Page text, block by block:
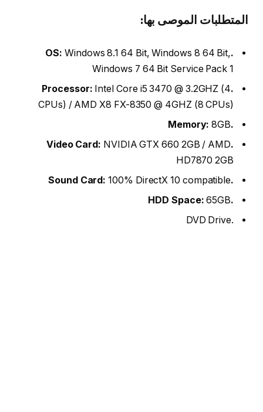
المتطلبات الموصى بها:
.OS:
Windows 8.1 64 Bit, Windows 8 64 Bit,
Windows 7 64 Bit Service Pack 1
.Processor:
Intel Core i5 3470 @ 3.2GHZ (4
CPUs) / AMD X8 FX-8350 @ 4GHZ (8 CPUs)
.Memory:
8GB
.Video Card:
NVIDIA GTX 660 2GB / AMD
HD7870 2GB
.Sound Card:
100% DirectX 10 compatible
.HDD Space:
65GB
.DVD Drive